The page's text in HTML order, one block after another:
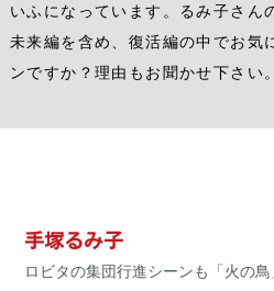
いふになっています。るみ子さん
未来編を含め、復活編の中でお気
ンですか？理由もお聞かせ下さい。
手塚るみ子
ロビタの集団行進シーンも「火の